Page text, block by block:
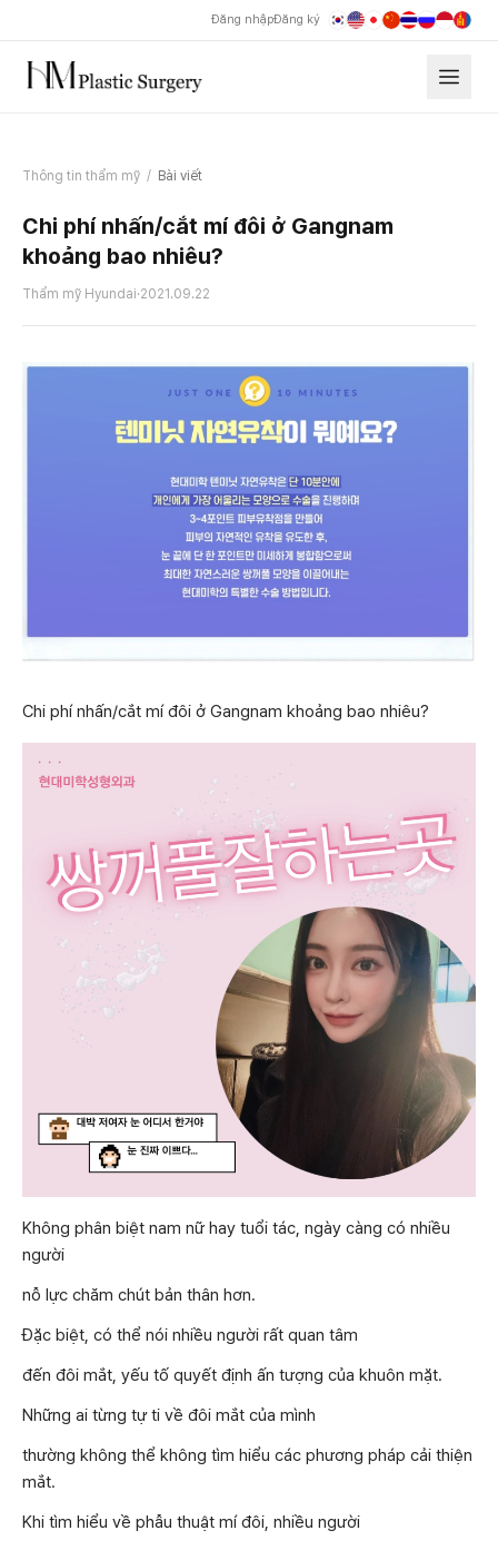
Đăng nhậpĐăng ký
Thông tin thẩm mỹ / Bài viết
Chi phí nhấn/cắt mí đôi ở Gangnam
khoảng bao nhiêu?
Thẩm mỹ Hyundai·2021.09.22
Chi phí nhấn/cắt mí đôi ở Gangnam khoảng bao nhiêu?
Không phân biệt nam nữ hay tuổi tác, ngày càng có nhiều
người
nỗ lực chăm chút bản thân hơn.
Đặc biệt, có thể nói nhiều người rất quan tâm
đến đôi mắt, yếu tố quyết định ấn tượng của khuôn mặt.
Những ai từng tự ti về đôi mắt của mình
thường không thể không tìm hiểu các phương pháp cải thiện
mắt.
Khi tìm hiểu về phẫu thuật mí đôi, nhiều người